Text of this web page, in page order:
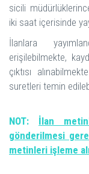
sicili
iki saat içerisinde
İlanlara
erişilebilmekte,
çıktısı
suretleri temin
NOT: İlan
gönderilmesi
metinleri işleme